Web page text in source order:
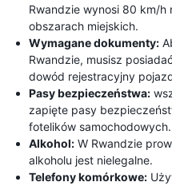
Rwandzie wynosi 80 km/
obszarach miejskich.
Wymagane dokumenty:
Rwandzie, musisz
dowód rejestracyjny
Pasy bezpieczeństwa:
zapięte pasy
fotelików samochodowych.
Alkohol: W Rwandzie
alkoholu jest nielegalne.
Telefony komórkowe: